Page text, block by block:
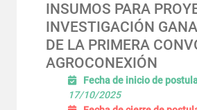
INSUMOS PARA
INVESTIGACIÓN
DE LA PRIMERA
AGROCONEXIÓN
Fecha de inicio de
17/10/2025